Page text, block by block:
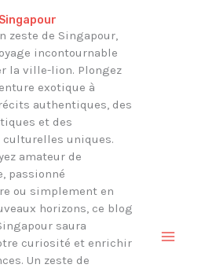
zeste de Singapour,
incontournable
la ville-lion. Plongez
exotique à
authentiques, des
et des
culturelles uniques.
amateur de
passionné
ou simplement en
horizons, ce blog
saura
curiosité et enrichir
Un zeste de